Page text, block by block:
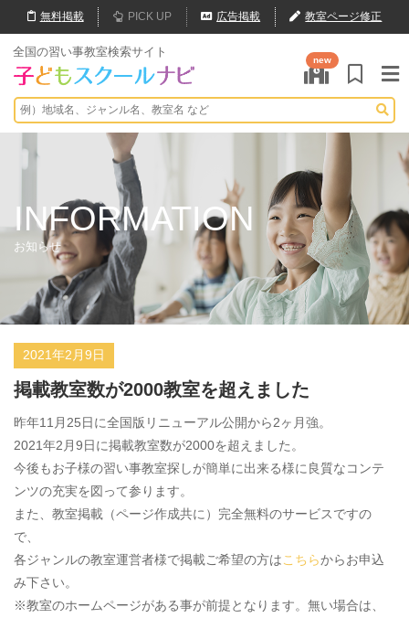
無料掲載 PICK UP 広告掲載 教室ページ修正
全国の習い事教室検索サイト
new
INFORMATION
お知らせ
2021年2月9日
掲載教室数が2000教室を超えました
昨年11月25日に全国版リニューアル公開から2ヶ月強。
2021年2月9日に掲載教室数が2000を超えました。
今後もお子様の習い事教室探しが簡単に出来る様に良質なコンテ
ンツの充実を図って参ります。
また、教室掲載（ページ作成共に）完全無料のサービスですの
で、
各ジャンルの教室運営者様で掲載ご希望の方はこちらからお申込
み下さい。
※教室のホームページがある事が前提となります。無い場合は、